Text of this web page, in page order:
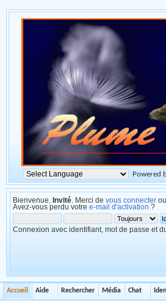
Powered
Bienvenue, Invité . Merci de vous connecter
Avez-vous perdu votre e-mail d'activation ?
Connexion avec identifiant, mot de passe et
Accueil Aide Rechercher Média Chat